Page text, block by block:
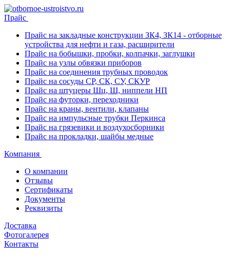
Прайс
Прайс на закладные конструкции ЗК4, ЗК14 - отборные
устройства для нефти и газа, расширители
Прайс на бобышки, пробки, колпачки, заглушки
Прайс на узлы обвязки приборов
Прайс на соединения трубных проводок
Прайс на сосуды СР, СК, СУ, СКУР
Прайс на штуцеры Шц, Ш, ниппели НП
Прайс на футорки, переходники
Прайс на краны, вентили, клапаны
Прайс на импульсные трубки Перкинса
Прайс на грязевики и воздухосборники
Прайс на прокладки, шайбы медные
Компания
О компании
Отзывы
Сертификаты
Документы
Реквизиты
Доставка
Фотогалерея
Контакты